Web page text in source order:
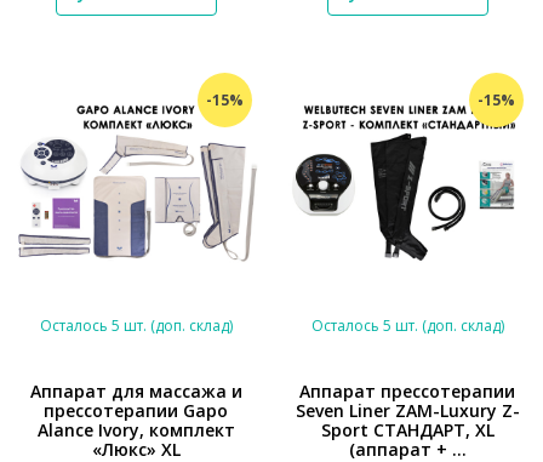
-15%
*}
Осталось 5 шт. (доп. склад)
Аппарат для массажа и
прессотерапии Gapo
Alance Ivory, комплект
«Люкс» XL
-15%
*}
Осталось 5 шт. (доп. склад)
Аппарат прессотерапии
Seven Liner ZAM-Luxury Z-
Sport СТАНДАРТ, XL
(аппарат + ...